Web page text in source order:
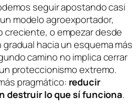
seguir apostando casi
modelo agroexportador,
creciente, o empezar desde
hacia un esquema más
camino no implica cerrar
proteccionismo extremo.
pragmático: reducir
destruir lo que sí funciona.